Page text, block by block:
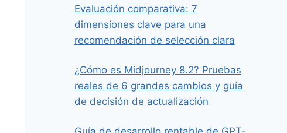
Evaluación comparativa: 7
dimensiones clave para una
recomendación de selección clara
¿Cómo es Midjourney 8.2? Pruebas
reales de 6 grandes cambios y guía
de decisión de actualización